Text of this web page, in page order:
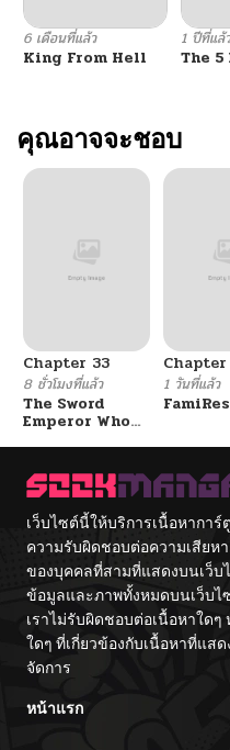
ตอนที่ 59
ตอนที่ 58
ตอนที่ 57
ตอนที่ 53
ตอนที่ 52
ตอนที่ 51
ตอนที่ 50
ตอนที่ 49
ตอนที่ 48
6 เดือนที่แล้ว
King From Hell
1 ปีที่แล้
The
คุณอาจจะชอบ
Chapter 33
8 ชั่วโมงที่แล้ว
The Sword
Emperor Who
จักรพรรดิเทพดาบ
ผงาดเหนือชาติภพ
Chapter
1 วันที่แล้ว
เว็บไซต์นี้ให้บริการเนื้อหากา
ความรับผิดชอบต่อความเสียห
ของบุคคลที่สามที่แสดงบนเว็บ
ข้อมูลและภาพทั้งหมดบนเว็บไ
เราไม่รับผิดชอบต่อเนื้อหาใ
ใดๆ ที่เกี่ยวข้องกับเนื้อหาที่แส
จัดการ
หน้าแรก